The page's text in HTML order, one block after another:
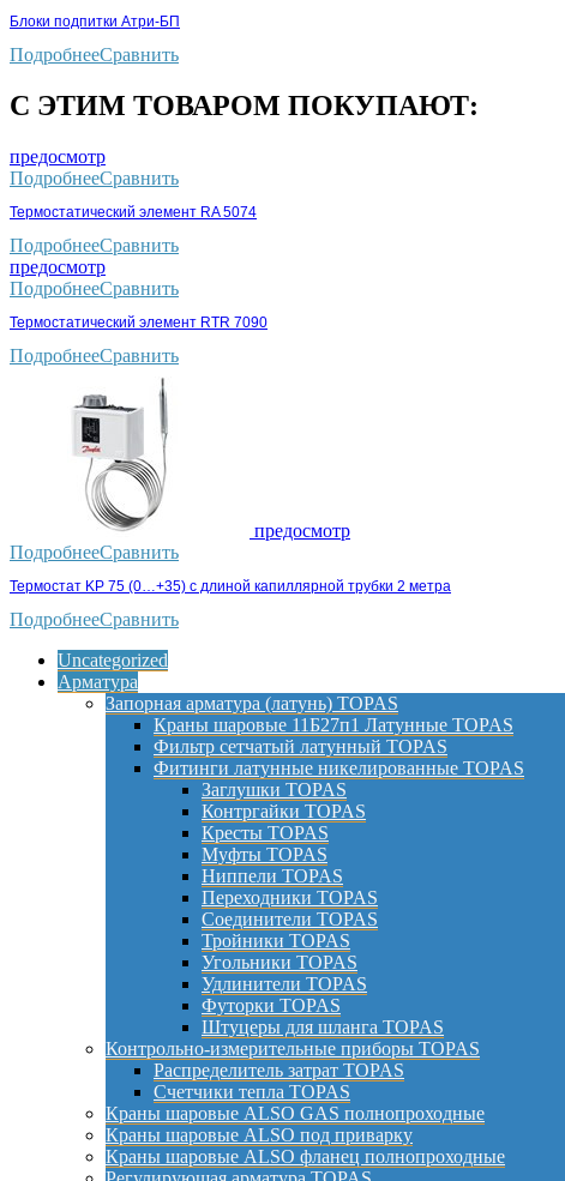
Блоки подпитки Атри-БП
ПодробнееСравнить
С ЭТИМ ТОВАРОМ ПОКУПАЮТ:
предосмотр
ПодробнееСравнить
Термостатический элемент RA 5074
ПодробнееСравнить
предосмотр
ПодробнееСравнить
Термостатический элемент RTR 7090
ПодробнееСравнить
предосмотр
ПодробнееСравнить
Термостат KP 75 (0…+35) с длиной капиллярной трубки 2 метра
ПодробнееСравнить
Uncategorized
Арматура
Запорная арматура (латунь) TOPAS
Краны шаровые 11Б27п1 Латунные TOPAS
Фильтр сетчатый латунный TOPAS
Фитинги латунные никелированные TOPAS
Заглушки TOPAS
Контргайки TOPAS
Кресты TOPAS
Муфты TOPAS
Ниппели TOPAS
Переходники TOPAS
Соединители TOPAS
Тройники TOPAS
Угольники TOPAS
Удлинители TOPAS
Футорки TOPAS
Штуцеры для шланга TOPAS
Контрольно-измерительные приборы TOPAS
Распределитель затрат TOPAS
Счетчики тепла TOPAS
Краны шаровые ALSO GAS полнопроходные
Краны шаровые ALSO под приварку
Краны шаровые ALSO фланец полнопроходные